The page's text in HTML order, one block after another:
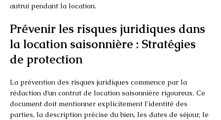
autrui pendant la location.
Prévenir les risques juridiques dans
la location saisonnière : Stratégies
de protection
La prévention des risques juridiques commence par la
rédaction d’un contrat de location saisonnière rigoureux. Ce
document doit mentionner explicitement l’identité des
parties, la description précise du bien, les dates de séjour, le